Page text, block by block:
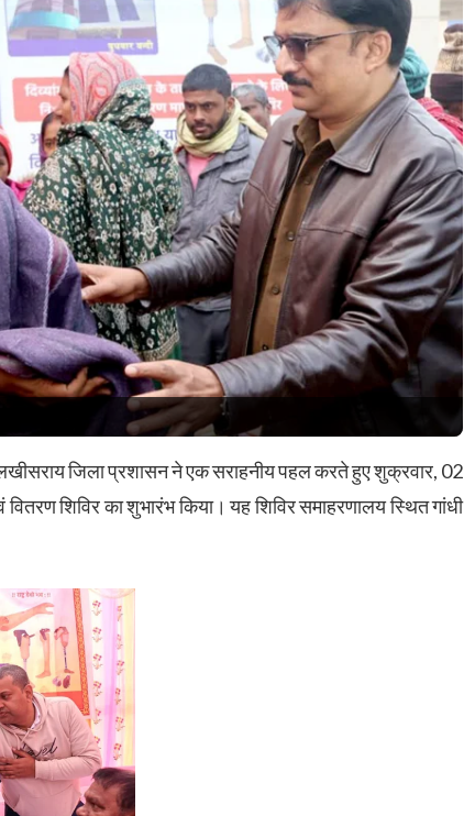
लखीसराय जिला प्रशासन ने एक सराहनीय पहल करते हुए शुक्रवार, 02
शिविर का शुभारंभ किया। यह शिविर समाहरणालय स्थित गांधी